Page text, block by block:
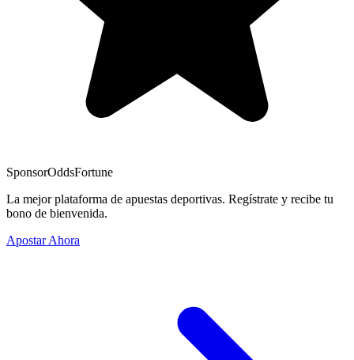
SponsorOddsFortune
La mejor plataforma de apuestas deportivas. Regístrate y recibe tu
bono de bienvenida.
Apostar Ahora